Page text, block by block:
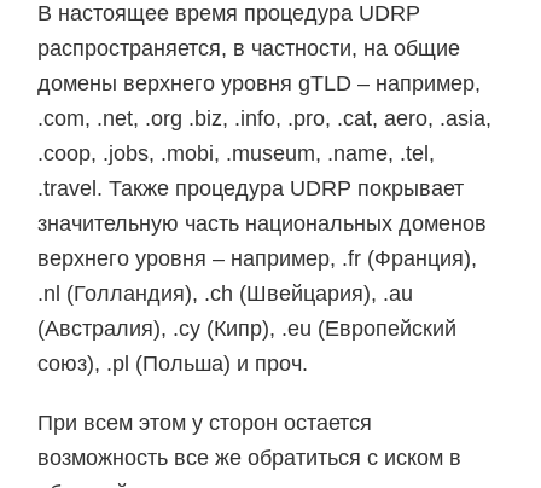
В настоящее время процедура UDRP
распространяется, в частности, на общие
домены верхнего уровня gTLD – например,
.com, .net, .org .biz, .info, .pro, .cat, aero, .asia,
.coop, .jobs, .mobi, .museum, .name, .tel,
.travel. Также процедура UDRP покрывает
значительную часть национальных доменов
верхнего уровня – например, .fr (Франция),
.nl (Голландия), .ch (Швейцария), .au
(Австралия), .cy (Кипр), .eu (Европейский
союз), .pl (Польша) и проч.
При всем этом у сторон остается
возможность все же обратиться с иском в